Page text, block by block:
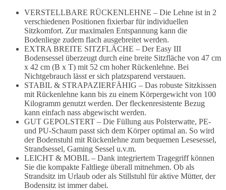
VERSTELLBARE RÜCKENLEHNE – Die Lehne ist in 2
verschiedenen Positionen fixierbar für individuellen
Sitzkomfort. Zur maximalen Entspannung kann die
Bodenliege zudem flach ausgebreitet werden.
EXTRA BREITE SITZFLÄCHE – Der Easy III
Bodensessel überzeugt durch eine breite Sitzfläche von 47 cm
x 42 cm (B x T) mit 52 cm hoher Rückenlehne. Bei
Nichtgebrauch lässt er sich platzsparend verstauen.
STABIL & STRAPAZIERFÄHIG – Das robuste Sitzkissen
mit Rückenlehne kann bis zu einem Körpergewicht von 100
Kilogramm genutzt werden. Der fleckenresistente Bezug
kann einfach nass abgewischt werden.
GUT GEPOLSTERT – Die Füllung aus Polsterwatte, PE-
und PU-Schaum passt sich dem Körper optimal an. So wird
der Bodenstuhl mit Rückenlehne zum bequemen Lesesessel,
Strandsessel, Gaming Sessel u.v.m.
LEICHT & MOBIL – Dank integriertem Tragegriff können
Sie die kompakte Faltliege überall mitnehmen. Ob als
Strandsitz im Urlaub oder als Stillstuhl für aktive Mütter, der
Bodensitz ist immer dabei.